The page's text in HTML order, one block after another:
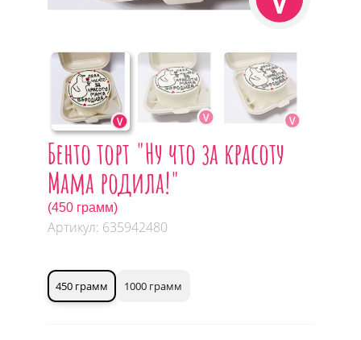
Бенто торт "Ну что за красоту
Мама родила!"
(450 грамм)
Артикул: 635942480
450 грамм 1000 грамм